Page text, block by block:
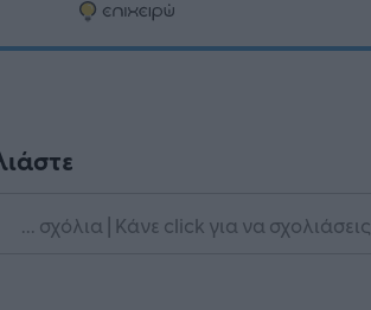
... σχόλια | Κάνε click για να σχολιάσεις